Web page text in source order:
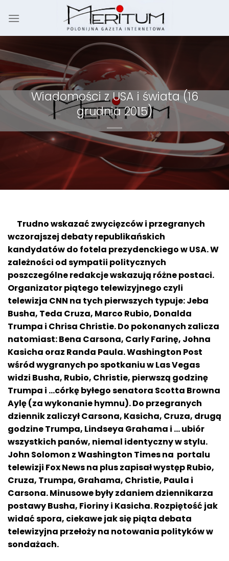
Wiadomości z USA i świata (16
grudnia 2015)
Trudno wskazać zwycięzców i przegranych
wczorajszej debaty republikańskich
kandydatów do fotela prezydenckiego w USA. W
zależności od sympatii politycznych
poszczególne redakcje wskazują różne postaci.
Organizator piątego telewizyjnego czyli
telewizja CNN na tych pierwszych typuje: Jeba
Busha, Teda Cruza, Marco Rubio, Donalda
Trumpa i Chrisa Christie. Do pokonanych zalicza
natomiast: Bena Carsona, Carly Farinę, Johna
Kasicha oraz Randa Paula. Washington Post
wśród wygranych po spotkaniu w Las Vegas
widzi Busha, Rubio, Christie, pierwszą godzinę
Trumpa i …córkę byłego senatora Scotta Browna
Aylę (za wykonanie hymnu). Do przegranych
dziennik zaliczył Carsona, Kasicha, Cruza, drugą
godzine Trumpa, Lindseya Grahama i … ubiór
wszystkich panów, niemal identyczny w stylu.
John Solomon z Washington Times na portalu
telewizji Fox News na plus zapisał występ Rubio,
Cruza, Trumpa, Grahama, Christie, Paula i
Carsona. Minusowe były zdaniem dziennikarza
postawy Busha, Fioriny i Kasicha. Rozpiętość jak
widać spora, ciekawe jak się piąta debata
telewizyjna przełoży na notowania polityków w
sondażach.